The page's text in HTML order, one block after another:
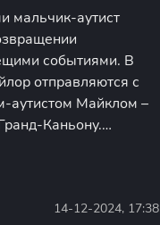
мальчик-аутист
событиями. В
отправляются с
аутистом Майклом –
Каньону.
14-12-2024, 17:38